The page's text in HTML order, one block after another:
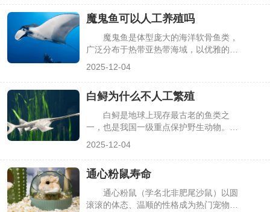
殖”成为热门疑问。答案是部分鲨鱼可人
工养殖，但并非所有品种都能实现，且养
殖场景、技术难度因品种而异，核心取决
于体型、习性及养殖目的，下面详细解析
相关要点。
魔鬼鱼可以人工养殖吗
魔鬼鱼是体型庞大的海洋软骨鱼类，
广泛分布于热带亚热带海域，以优雅的游
常规鱼类一样人工养殖？答案是可以人工
养殖，但仅局限于科研或科普展示，且难
度极大、成本极高，无法实现规模化养
殖，核心受其生理特性与环境需求限制，
下面详细解析相关要点。
2025-12-04
白鲟为什么不人工繁殖
白鲟是地球上现存最古老的鱼类之
一，也是我国一级重点保护野生动物。然
布灭绝。很多人不解：为何不通过人工繁
殖技术挽救这一物种？实际上，白鲟的人
工繁殖面临着生物特性、技术条件等多重
难以突破的障碍，下面详细解析相关要
2025-12-04
通心粉鼠寿命
通心粉鼠（学名北非肥尾沙鼠）以圆
滚滚的体态、温顺的性格成为热门宠物，